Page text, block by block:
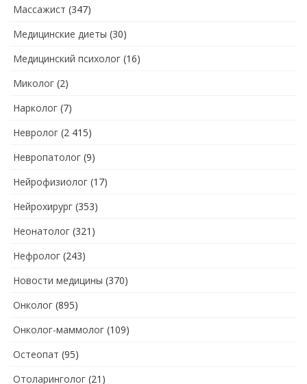
Массажист (347)
Медицинские диеты (30)
Медицинский психолог (16)
Миколог (2)
Нарколог (7)
Невролог (2 415)
Невропатолог (9)
Нейрофизиолог (17)
Нейрохирург (353)
Неонатолог (321)
Нефролог (243)
Новости медицины (370)
Онколог (895)
Онколог-маммолог (109)
Остеопат (95)
Отоларинголог (21)